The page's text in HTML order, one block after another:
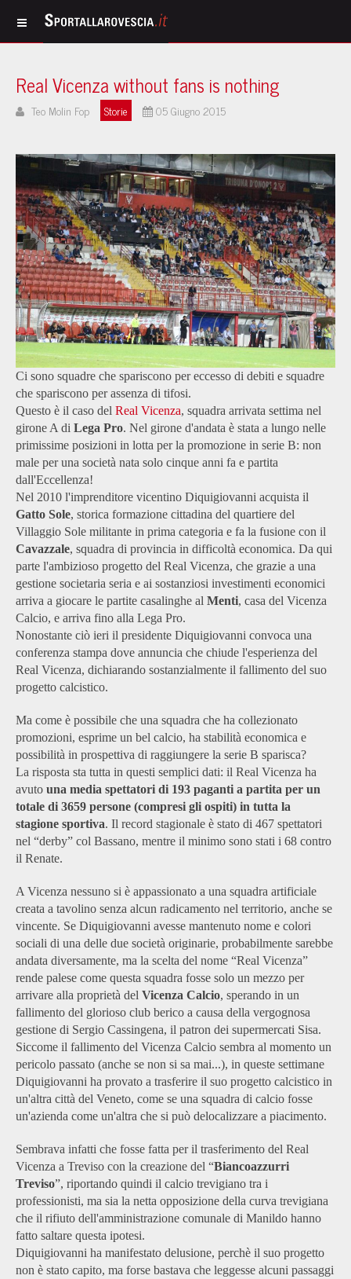
Real Vicenza without fans is nothing
Teo Molin Fop Storie 05 Giugno 2015
Ci sono squadre che spariscono per eccesso di debiti e squadre
che spariscono per assenza di tifosi.
Questo è il caso del Real Vicenza, squadra arrivata settima nel
girone A di Lega Pro. Nel girone d'andata è stata a lungo nelle
primissime posizioni in lotta per la promozione in serie B: non
male per una società nata solo cinque anni fa e partita
dall'Eccellenza!
Nel 2010 l'imprenditore vicentino Diquigiovanni acquista il
Gatto Sole, storica formazione cittadina del quartiere del
Villaggio Sole militante in prima categoria e fa la fusione con il
Cavazzale, squadra di provincia in difficoltà economica. Da qui
parte l'ambizioso progetto del Real Vicenza, che grazie a una
gestione societaria seria e ai sostanziosi investimenti economici
arriva a giocare le partite casalinghe al Menti, casa del Vicenza
Calcio, e arriva fino alla Lega Pro.
Nonostante ciò ieri il presidente Diquigiovanni convoca una
conferenza stampa dove annuncia che chiude l'esperienza del
Real Vicenza, dichiarando sostanzialmente il fallimento del suo
progetto calcistico.
Ma come è possibile che una squadra che ha collezionato
promozioni, esprime un bel calcio, ha stabilità economica e
possibilità in prospettiva di raggiungere la serie B sparisca?
La risposta sta tutta in questi semplici dati: il Real Vicenza ha
avuto una media spettatori di 193 paganti a partita per un
totale di 3659 persone (compresi gli ospiti) in tutta la
stagione sportiva. Il record stagionale è stato di 467 spettatori
nel “derby” col Bassano, mentre il minimo sono stati i 68 contro
il Renate.
A Vicenza nessuno si è appassionato a una squadra artificiale
creata a tavolino senza alcun radicamento nel territorio, anche se
vincente. Se Diquigiovanni avesse mantenuto nome e colori
sociali di una delle due società originarie, probabilmente sarebbe
andata diversamente, ma la scelta del nome “Real Vicenza”
rende palese come questa squadra fosse solo un mezzo per
arrivare alla proprietà del Vicenza Calcio, sperando in un
fallimento del glorioso club berico a causa della vergognosa
gestione di Sergio Cassingena, il patron dei supermercati Sisa.
Siccome il fallimento del Vicenza Calcio sembra al momento un
pericolo passato (anche se non si sa mai...), in queste settimane
Diquigiovanni ha provato a trasferire il suo progetto calcistico in
un'altra città del Veneto, come se una squadra di calcio fosse
un'azienda come un'altra che si può delocalizzare a piacimento.
Sembrava infatti che fosse fatta per il trasferimento del Real
Vicenza a Treviso con la creazione del “Biancoazzurri
Treviso”, riportando quindi il calcio trevigiano tra i
professionisti, ma sia la netta opposizione della curva trevigiana
che il rifiuto dell'amministrazione comunale di Manildo hanno
fatto saltare questa ipotesi.
Diquigiovanni ha manifestato delusione, perchè il suo progetto
non è stato capito, ma forse bastava che leggesse alcuni passaggi